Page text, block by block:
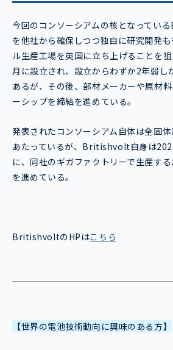
今回のコンソーシアムの核となってい
を他社から確保しつつ独自に研究開発
ル生産工場を英国に立ち上げることを
月に設立され、設立からわずか2年弱し
あるが、その後、部材メーカーや原材
ーシップを締結を進めている。
発表されたコンソーシアム自体は全固
あたっているが、Britishvolt自身は
に、同社のギガファクトリーで生産す
を進めている。
BritishvoltのHPはこちら
【世界の電池技術動向に興味のある方】